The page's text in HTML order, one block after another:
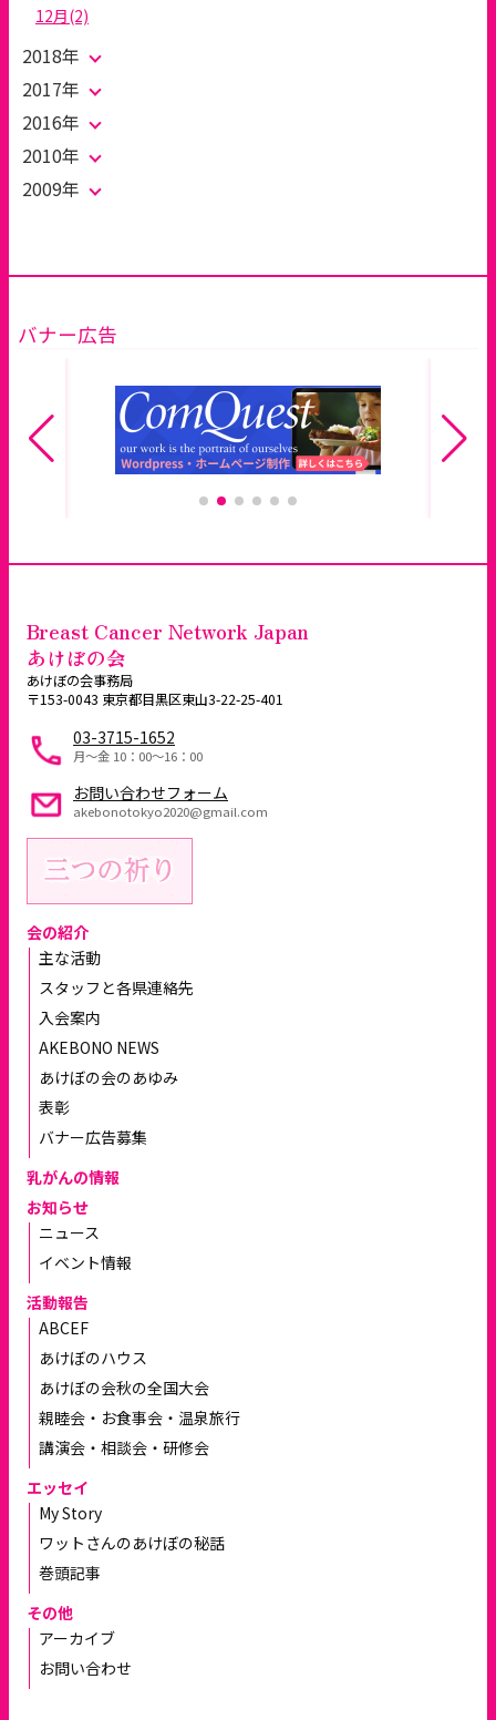
12月(2)
2018年
2017年
2016年
2010年
2009年
バナー広告
Breast Cancer Network Japan
あけぼの会
あけぼの会事務局
〒153-0043 東京都目黒区東山3-22-25-401
03-3715-1652
月～金 10：00〜16：00
お問い合わせフォーム
akebonotokyo2020@gmail.com
会の紹介
主な活動
スタッフと各県連絡先
入会案内
AKEBONO NEWS
あけぼの会のあゆみ
表彰
バナー広告募集
乳がんの情報
お知らせ
ニュース
イベント情報
活動報告
ABCEF
あけぼのハウス
あけぼの会秋の全国大会
親睦会・お食事会・温泉旅行
講演会・相談会・研修会
エッセイ
My Story
ワットさんのあけぼの秘話
巻頭記事
その他
アーカイブ
お問い合わせ